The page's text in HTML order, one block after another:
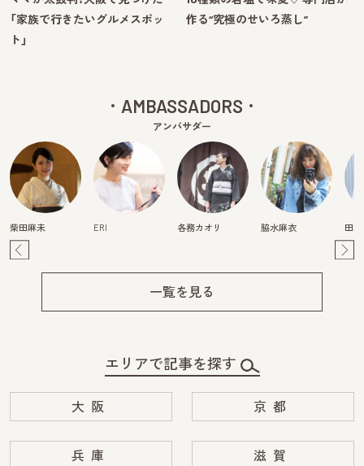
「家族で行きたいグルメスポッ
ト」
作る“究極のせいろ蒸し”
AMBASSADORS
アンバサダー
柴田麻未 ERI 各務カオリ 脇水麻衣 田
一覧を見る
エリアで記事を探す
大阪 京都
兵庫 滋賀